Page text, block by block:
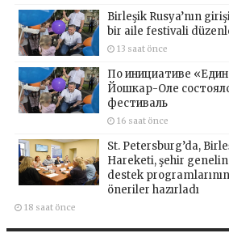
Birleşik Rusya’nın
bir aile festivali
13 saat önce
По инициативе
Йошкар-Оле
фестиваль
16 saat önce
St. Petersburg’da,
Hareketi, şehir
destek
öneriler hazırladı
18 saat önce